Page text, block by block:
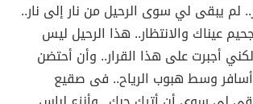
لم يبقى لي سوى الرحيل من نار إلى نار..
عيناك والانتظار.. هذا الرحيل ليس
لكني أجبرت على هذا القرار.. وأن أحتضن
وسط هبوب الرياح.. فى صقيع